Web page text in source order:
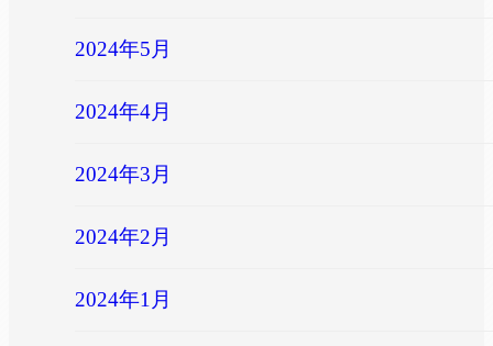
2024年5月
2024年4月
2024年3月
2024年2月
2024年1月